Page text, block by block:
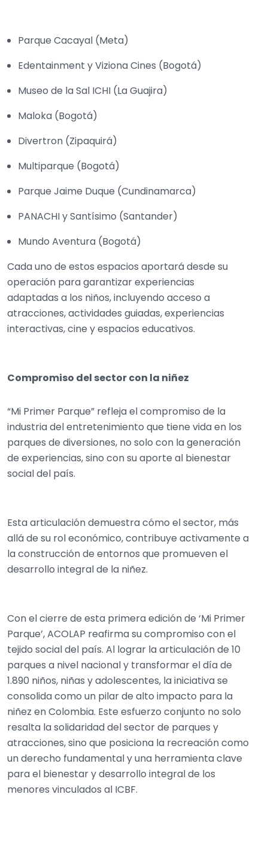
Parque Cacayal (Meta)
Edentainment y Viziona Cines (Bogotá)
Museo de la Sal ICHI (La Guajira)
Maloka (Bogotá)
Divertron (Zipaquirá)
Multiparque (Bogotá)
Parque Jaime Duque (Cundinamarca)
PANACHI y Santísimo (Santander)
Mundo Aventura (Bogotá)
Cada uno de estos espacios aportará desde su
operación para garantizar experiencias
adaptadas a los niños, incluyendo acceso a
atracciones, actividades guiadas, experiencias
interactivas, cine y espacios educativos.
Compromiso del sector con la niñez
“Mi Primer Parque” refleja el compromiso de la
industria del entretenimiento que tiene vida en los
parques de diversiones, no solo con la generación
de experiencias, sino con su aporte al bienestar
social del país.
Esta articulación demuestra cómo el sector, más
allá de su rol económico, contribuye activamente a
la construcción de entornos que promueven el
desarrollo integral de la niñez.
Con el cierre de esta primera edición de ‘Mi Primer
Parque’, ACOLAP reafirma su compromiso con el
tejido social del país. Al lograr la articulación de 10
parques a nivel nacional y transformar el día de
1.890 niños, niñas y adolescentes, la iniciativa se
consolida como un pilar de alto impacto para la
niñez en Colombia. Este esfuerzo conjunto no solo
resalta la solidaridad del sector de parques y
atracciones, sino que posiciona la recreación como
un derecho fundamental y una herramienta clave
para el bienestar y desarrollo integral de los
menores vinculados al ICBF.